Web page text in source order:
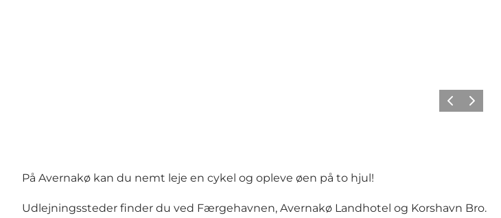
ForrigeNæste
På Avernakø kan du nemt leje en cykel og opleve øen på to hjul!
Udlejningssteder finder du ved Færgehavnen, Avernakø Landhotel og Korshavn Bro.